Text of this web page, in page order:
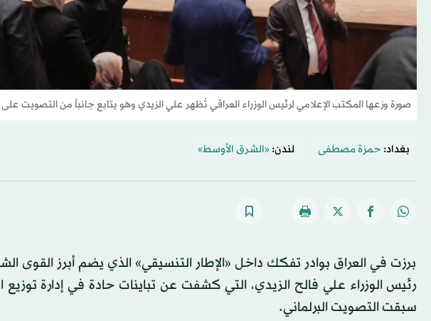
صورة وزعها المكتب الإعلامي لرئيس الوزراء العراقي تُظهر علي الزيدي وهو يتابع جانباً من التصويت
بغداد: حمزة مصطفى لندن: «الشرق الأوسط»
برزت في العراق بوادر تفكك داخل «الإطار التنسيقي» الذي يضم أبرز
رئيس الوزراء علي فالح الزيدي، التي كشفت عن تباينات حادة في إدارة توزيع
سبقت التصويت البرلماني.